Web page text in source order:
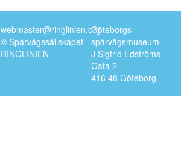
webmaster@ringlinien.org
© Spårvägssällskapet
RINGLINIEN
Göteborgs
spårvägsmuseum
J Sigfrid Edströms
Gata 2
416 48 Göteborg